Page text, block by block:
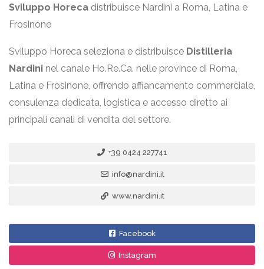
Sviluppo Horeca distribuisce Nardini a Roma, Latina e
Frosinone
Sviluppo Horeca seleziona e distribuisce Distilleria
Nardini nel canale Ho.Re.Ca. nelle province di Roma,
Latina e Frosinone, offrendo affiancamento commerciale,
consulenza dedicata, logistica e accesso diretto ai
principali canali di vendita del settore.
+39 0424 227741
info@nardini.it
www.nardini.it
Facebook
Instagram